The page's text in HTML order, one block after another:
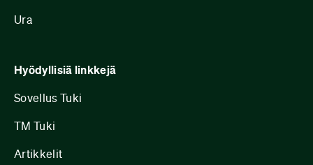
Ura
Hyödyllisiä linkkejä
Sovellus Tuki
TM Tuki
Artikkelit